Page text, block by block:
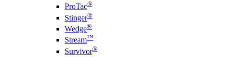
ProTac®
Stinger®
Wedge®
Stream™
Survivor®